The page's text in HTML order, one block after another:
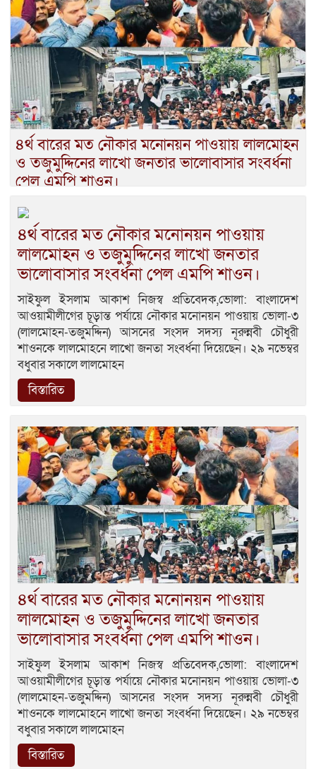
৪র্থ বারের মত নৌকার মনোনয়ন পাওয়ায় লালমোহন
ও তজুমুদ্দিনের লাখো জনতার ভালোবাসার সংবর্ধনা
পেল এমপি শাওন।
৪র্থ বারের মত নৌকার মনোনয়ন পাওয়ায়
লালমোহন ও তজুমুদ্দিনের লাখো জনতার
ভালোবাসার সংবর্ধনা পেল এমপি শাওন।
সাইফুল ইসলাম আকাশ নিজস্ব প্রতিবেদক,ভোলা: বাংলাদেশ
আওয়ামীলীগের চূড়ান্ত পর্যায়ে নৌকার মনোনয়ন পাওয়ায় ভোলা-৩
(লালমোহন-তজুমদ্দিন) আসনের সংসদ সদস্য নূরুন্নবী চৌধুরী
শাওনকে লালমোহনে লাখো জনতা সংবর্ধনা দিয়েছেন। ২৯ নভেম্বর
বধুবার সকালে লালমোহন
বিস্তারিত
৪র্থ বারের মত নৌকার মনোনয়ন পাওয়ায়
লালমোহন ও তজুমুদ্দিনের লাখো জনতার
ভালোবাসার সংবর্ধনা পেল এমপি শাওন।
সাইফুল ইসলাম আকাশ নিজস্ব প্রতিবেদক,ভোলা: বাংলাদেশ
আওয়ামীলীগের চূড়ান্ত পর্যায়ে নৌকার মনোনয়ন পাওয়ায় ভোলা-৩
(লালমোহন-তজুমদ্দিন) আসনের সংসদ সদস্য নূরুন্নবী চৌধুরী
শাওনকে লালমোহনে লাখো জনতা সংবর্ধনা দিয়েছেন। ২৯ নভেম্বর
বধুবার সকালে লালমোহন
বিস্তারিত